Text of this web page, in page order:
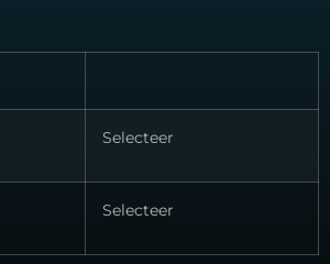
Selecteer
Selecteer